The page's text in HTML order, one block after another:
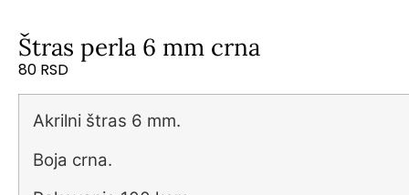
Štras perla 6 mm crna
80 RSD
Akrilni štras 6 mm.
Boja crna.